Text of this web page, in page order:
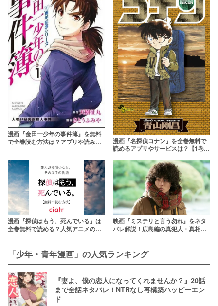
漫画『金田一少年の事件簿』を無料
で全巻読む方法は？アプリや読み放
漫画『名探偵コナン』を全巻無料で
読めるアプリやサービスは？【1巻か
漫画『探偵はもう、死んでいる』は
全巻無料で読める？人気アニメの漫
映画『ミステリと言う勿れ』をネタ
バレ解説！広島編の真犯人・真相と
「少年・青年漫画」の人気ランキング
『妻よ、僕の恋人になってくれませんか？』20話
まで全話ネタバレ！NTRなし再構築ハッピーエン
ド